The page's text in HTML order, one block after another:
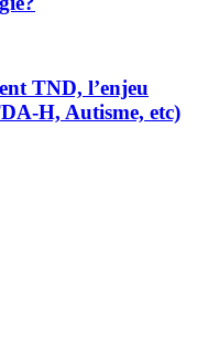
TND, l’enjeu
H, Autisme, etc)